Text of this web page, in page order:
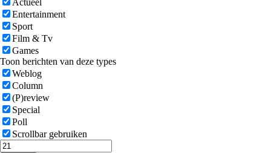
Actueel
Entertainment
Sport
Film & Tv
Games
Toon berichten van deze types
Weblog
Column
(P)review
Special
Poll
Scrollbar gebruiken